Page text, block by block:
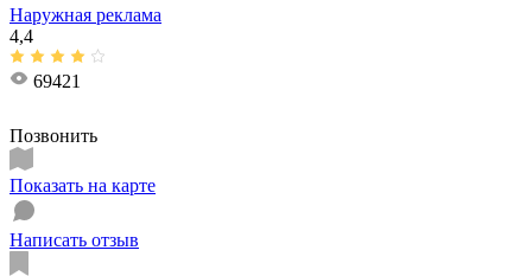
Наружная реклама
4,4
69421
Позвонить
Показать на карте
Написать отзыв